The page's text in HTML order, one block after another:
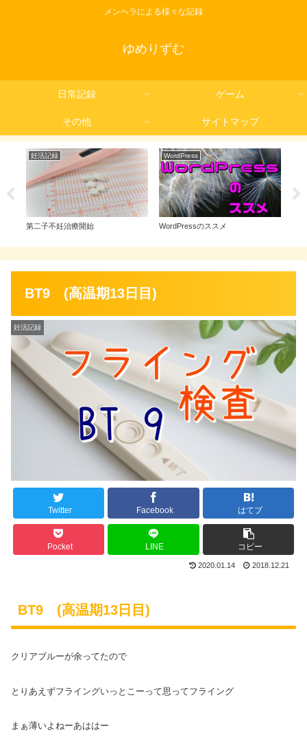
メンヘラによる様々な記録
ゆめりずむ
日常記録 ゲーム
その他 サイトマップ
妊活記録
第二子不妊治療開始
WordPress
WordPressのススメ
BT9 (高温期13日目)
妊活記録
Twitter Facebook はてブ
Pocket LINE コピー
2020.01.14 2018.12.21
BT9 (高温期13日目)
クリアブルーが余ってたので
とりあえずフライングいっとこーって思ってフライング
まぁ薄いよねーあははー